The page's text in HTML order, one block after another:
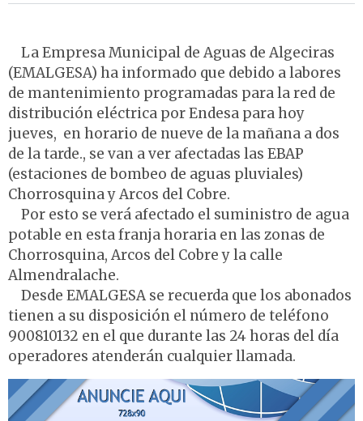
La Empresa Municipal de Aguas de Algeciras
(EMALGESA) ha informado que debido a labores
de mantenimiento programadas para la red de
distribución eléctrica por Endesa para hoy
jueves, en horario de nueve de la mañana a dos
de la tarde., se van a ver afectadas las EBAP
(estaciones de bombeo de aguas pluviales)
Chorrosquina y Arcos del Cobre.
Por esto se verá afectado el suministro de agua
potable en esta franja horaria en las zonas de
Chorrosquina, Arcos del Cobre y la calle
Almendralache.
Desde EMALGESA se recuerda que los abonados
tienen a su disposición el número de teléfono
900810132 en el que durante las 24 horas del día
operadores atenderán cualquier llamada.